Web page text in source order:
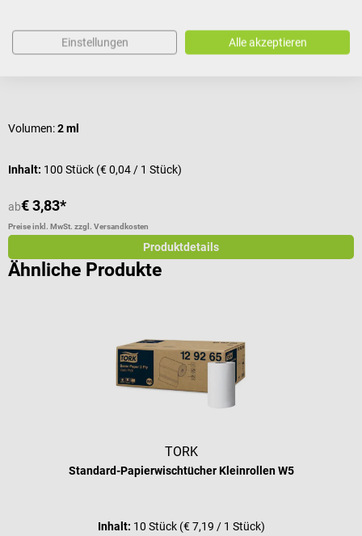
Volumen-Dosierung in Milliliter
Volumen:2 ml
Inhalt: 100 Stück (€ 0,04 / 1 Stück)
ab€ 3,83*
Preise inkl. MwSt. zzgl. Versandkosten
Produktdetails
Ähnliche Produkte
TORK
Standard-Papierwischtücher Kleinrollen W5
Inhalt: 10 Stück (€ 7,19 / 1 Stück)
Einstellungen Alle akzeptieren